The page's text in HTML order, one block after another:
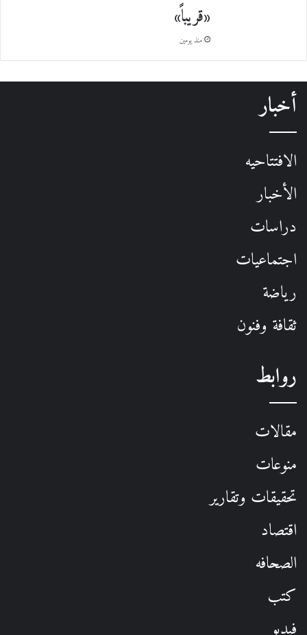
«قريباً»
منذ يومين
أخبار
الافتتاحيه
الأخبار
دراسات
اجتماعيات
رياضة
ثقافة وفنون
روابط
مقالات
منوعات
تحقيقات وتقارير
اقتصاد
الصحافه
كتب